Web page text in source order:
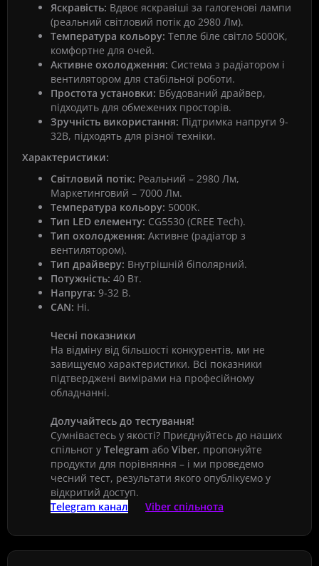
Яскравість: Вдвоє яскравіші за галогенові лампи
(реальний світловий потік до 2980 Лм).
Температура кольору: Тепле біле світло 5000K,
комфортне для очей.
Активне охолодження: Система з радіатором і
вентилятором для стабільної роботи.
Простота установки: Вбудований драйвер,
підходить для обмежених просторів.
Зручність використання: Підтримка напруги 9-
32В, підходять для різної техніки.
Характеристики:
Світловий потік: Реальний – 2980 Лм,
Маркетинговий – 7000 Лм.
Температура кольору: 5000K.
Тип LED елементу: CG5530 (CREE Tech).
Тип охолодження: Активне (радіатор з
вентилятором).
Тип драйверу: Внутрішній біполярний.
Потужність: 40 Вт.
Напруга: 9-32 В.
CAN: Ні.
Чесні показники
На відміну від більшості конкурентів, ми не
завищуємо характеристики. Всі показники
підтверджені вимірами на професійному
обладнанні.
Долучайтесь до тестування!
Сумніваєтесь у якості? Приєднуйтесь до наших
спільнот у Telegram або Viber, пропонуйте
продукти для порівняння – і ми проведемо
чесний тест, результати якого опублікуємо у
відкритий доступ.
Telegram канал
Viber спільнота